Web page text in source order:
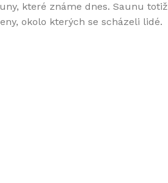
které známe dnes. Saunu totiž
okolo kterých se scházeli lidé.